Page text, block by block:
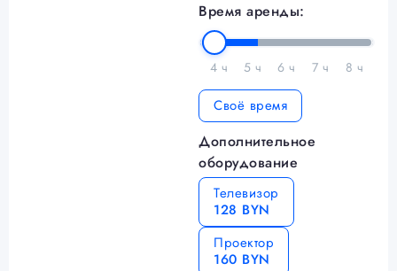
Время аренды:
4 ч 5 ч 6 ч 7 ч 8 ч
Своё время
Дополнительное
оборудование
Телевизор
128 BYN
Проектор
160 BYN